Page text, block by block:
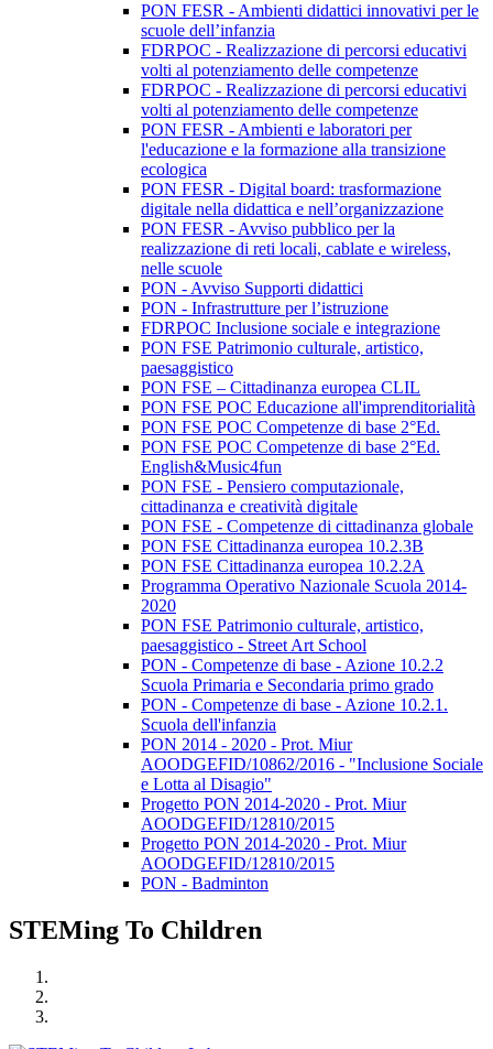
PON FESR - Ambienti didattici innovativi per le
scuole dell’infanzia
FDRPOC - Realizzazione di percorsi educativi
volti al potenziamento delle competenze
FDRPOC - Realizzazione di percorsi educativi
volti al potenziamento delle competenze
PON FESR - Ambienti e laboratori per
l'educazione e la formazione alla transizione
ecologica
PON FESR - Digital board: trasformazione
digitale nella didattica e nell’organizzazione
PON FESR - Avviso pubblico per la
realizzazione di reti locali, cablate e wireless,
nelle scuole
PON - Avviso Supporti didattici
PON - Infrastrutture per l’istruzione
FDRPOC Inclusione sociale e integrazione
PON FSE Patrimonio culturale, artistico,
paesaggistico
PON FSE – Cittadinanza europea CLIL
PON FSE POC Educazione all'imprenditorialità
PON FSE POC Competenze di base 2°Ed.
PON FSE POC Competenze di base 2°Ed.
English&Music4fun
PON FSE - Pensiero computazionale,
cittadinanza e creatività digitale
PON FSE - Competenze di cittadinanza globale
PON FSE Cittadinanza europea 10.2.3B
PON FSE Cittadinanza europea 10.2.2A
Programma Operativo Nazionale Scuola 2014-
2020
PON FSE Patrimonio culturale, artistico,
paesaggistico - Street Art School
PON - Competenze di base - Azione 10.2.2
Scuola Primaria e Secondaria primo grado
PON - Competenze di base - Azione 10.2.1.
Scuola dell'infanzia
PON 2014 - 2020 - Prot. Miur
AOODGEFID/10862/2016 - "Inclusione Sociale
e Lotta al Disagio"
Progetto PON 2014-2020 - Prot. Miur
AOODGEFID/12810/2015
Progetto PON 2014-2020 - Prot. Miur
AOODGEFID/12810/2015
PON - Badminton
STEMing To Children